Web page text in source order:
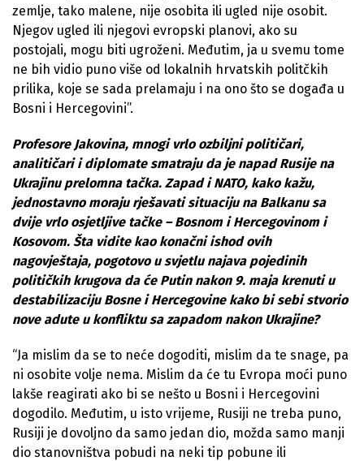
zemlje, tako malene, nije osobita ili ugled nije osobit.
Njegov ugled ili njegovi evropski planovi, ako su
postojali, mogu biti ugroženi. Međutim, ja u svemu tome
ne bih vidio puno više od lokalnih hrvatskih politčkih
prilika, koje se sada prelamaju i na ono što se događa u
Bosni i Hercegovini”.
Profesore Jakovina, mnogi vrlo ozbiljni političari,
analitičari i diplomate smatraju da je napad Rusije na
Ukrajinu prelomna tačka. Zapad i NATO, kako kažu,
jednostavno moraju rješavati situaciju na Balkanu sa
dvije vrlo osjetljive tačke – Bosnom i Hercegovinom i
Kosovom. Šta vidite kao konačni ishod ovih
nagovještaja, pogotovo u svjetlu najava pojedinih
političkih krugova da će Putin nakon 9. maja krenuti u
destabilizaciju Bosne i Hercegovine kako bi sebi stvorio
nove adute u konfliktu sa zapadom nakon Ukrajine?
“Ja mislim da se to neće dogoditi, mislim da te snage, pa
ni osobite volje nema. Mislim da će tu Evropa moći puno
lakše reagirati ako bi se nešto u Bosni i Hercegovini
dogodilo. Međutim, u isto vrijeme, Rusiji ne treba puno,
Rusiji je dovoljno da samo jedan dio, možda samo manji
dio stanovništva pobudi na neki tip pobune ili